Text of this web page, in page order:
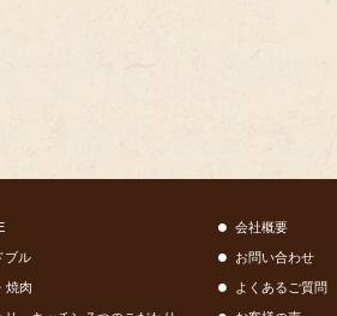
ブル
焼肉
会社概要
お問い合わせ
よくあるご質問